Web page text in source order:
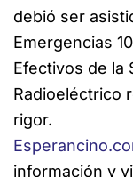
debió ser
Emergencias
Efectivos de la
Radioeléctrico
rigor.
información y